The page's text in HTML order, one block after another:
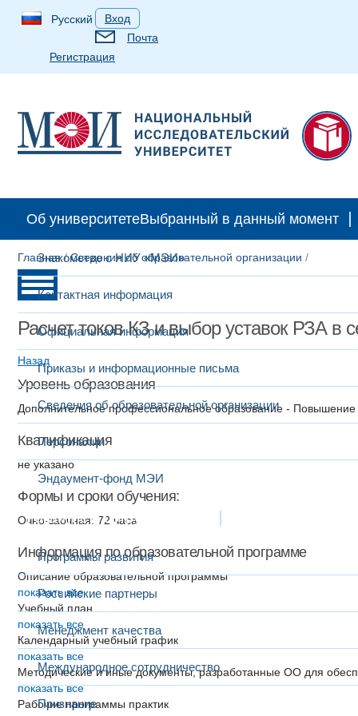
Русский
Вход
Почта
Регистрация
Об университетеВыбранный в данный момент
Знакомство с НИУ «МЭИ»
Контактная информация
Официальная информация
Приказы и информационные письма
Сведения об образовательной организации
Персоналии
Эндаумент-фонд МЭИ
Развитие и сотрудничество
Программы развития
Российские партнеры
Менеджмент качества
Международное сотрудничество
Признание
Главная/Сведения об образовательной организации /
Расчет токов КЗ и выбор уставок РЗА в
Назад
Уровень образования
Дополнительное профессиональное образование - Повышение
Квалификация
не указано
Формы и сроки обучения:
Очно-заочная: 72 часа
Информация по образовательной программе
Описание образовательной программы
показать все
Учебный план
показать все
Календарный учебный график
показать все
Методические и иные документы, разработанные ОО для
показать все
Рабочие программы практик